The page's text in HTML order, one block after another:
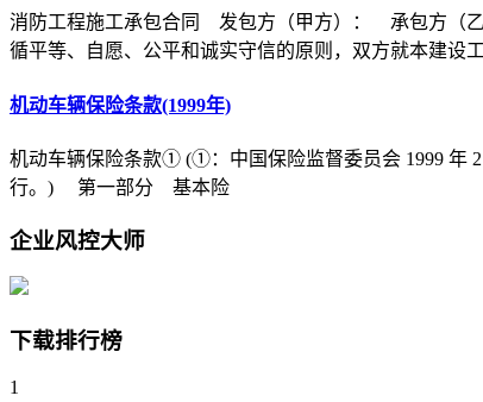
消防工程施工承包合同 发包方（甲方）： 承包方（
循平等、自愿、公平和诚实守信的原则，双方就本建设
机动车辆保险条款(1999年)
机动车辆保险条款① (①：中国保险监督委员会 1999 年
行。) 第一部分 基本险
企业风控大师
下载排行榜
1